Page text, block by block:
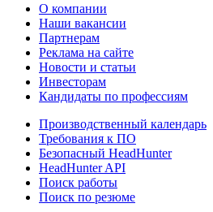
О компании
Наши вакансии
Партнерам
Реклама на сайте
Новости и статьи
Инвесторам
Кандидаты по профессиям
Производственный календарь
Требования к ПО
Безопасный HeadHunter
HeadHunter API
Поиск работы
Поиск по резюме